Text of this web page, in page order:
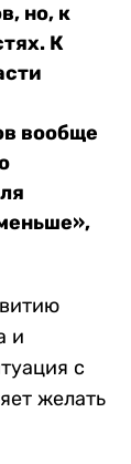
но, к
К
вообще
и
с
желать